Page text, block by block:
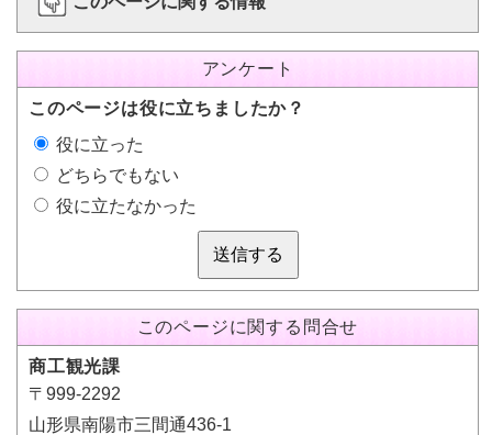
アンケート
このページは役に立ちましたか？
役に立った
どちらでもない
役に立たなかった
送信する
このページに関する問合せ
商工観光課
〒999-2292
山形県南陽市三間通436-1